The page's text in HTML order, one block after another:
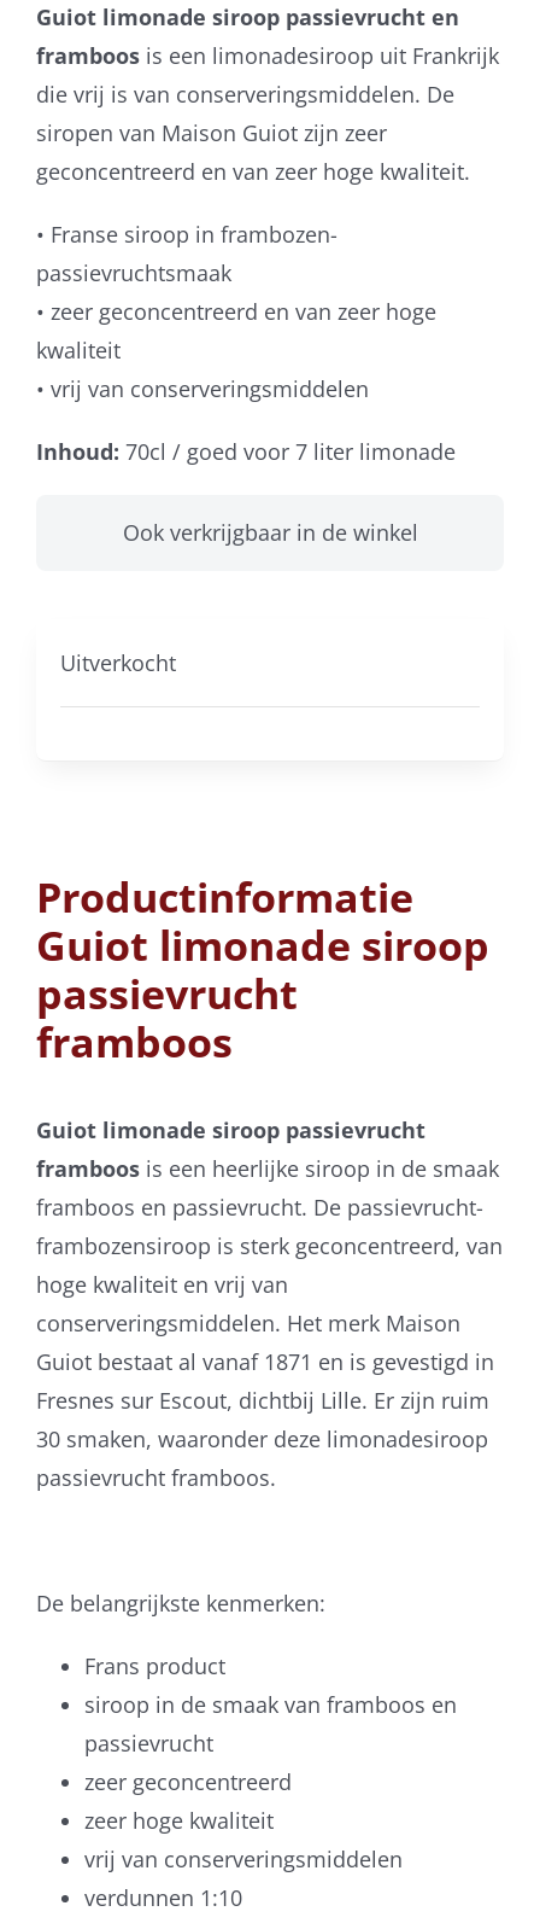
Guiot limonade siroop passievrucht en
framboos is een limonadesiroop uit Frankrijk
die vrij is van conserveringsmiddelen. De
siropen van Maison Guiot zijn zeer
geconcentreerd en van zeer hoge kwaliteit.
• Franse siroop in frambozen-
passievruchtsmaak
• zeer geconcentreerd en van zeer hoge
kwaliteit
• vrij van conserveringsmiddelen
Inhoud: 70cl / goed voor 7 liter limonade
Ook verkrijgbaar in de winkel
Uitverkocht
Productinformatie
Guiot limonade siroop
passievrucht
framboos
Guiot limonade siroop passievrucht
framboos is een heerlijke siroop in de smaak
framboos en passievrucht. De passievrucht-
frambozensiroop is sterk geconcentreerd, van
hoge kwaliteit en vrij van
conserveringsmiddelen. Het merk Maison
Guiot bestaat al vanaf 1871 en is gevestigd in
Fresnes sur Escout, dichtbij Lille. Er zijn ruim
30 smaken, waaronder deze limonadesiroop
passievrucht framboos.
De belangrijkste kenmerken:
Frans product
siroop in de smaak van framboos en
passievrucht
zeer geconcentreerd
zeer hoge kwaliteit
vrij van conserveringsmiddelen
verdunnen 1:10